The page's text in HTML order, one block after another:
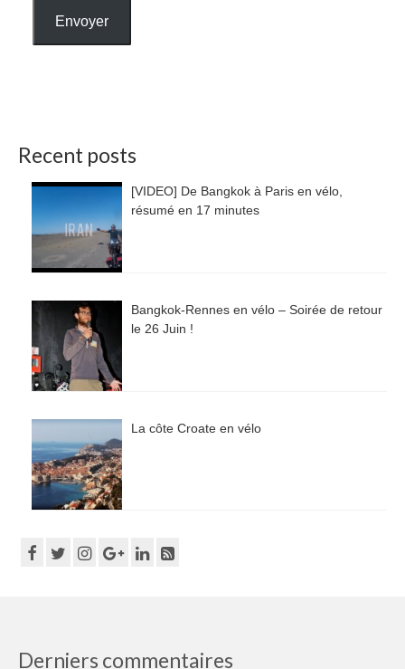
Envoyer
Recent posts
[VIDEO] De Bangkok à Paris en vélo,
résumé en 17 minutes
Bangkok-Rennes en vélo – Soirée de retour
le 26 Juin !
La côte Croate en vélo
Derniers commentaires